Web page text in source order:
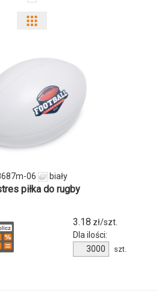
ilości
produktu
8687m-
06 biały
piłka do rugby
3.18 zł/szt.
Dla ilości:
Ilość
produktu
szt.